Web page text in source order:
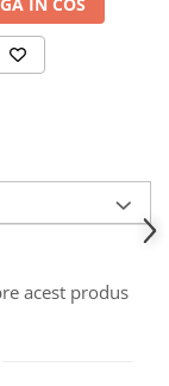
acest produs